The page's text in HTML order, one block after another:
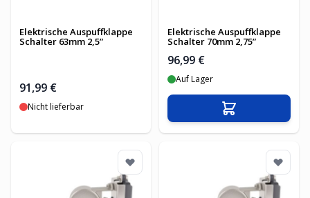
Elektrische Auspuffklappe
Schalter 63mm 2,5”
91,99 €
Nicht lieferbar
Elektrische Auspuffklappe
Schalter 70mm 2,75”
96,99 €
Auf Lager
In den